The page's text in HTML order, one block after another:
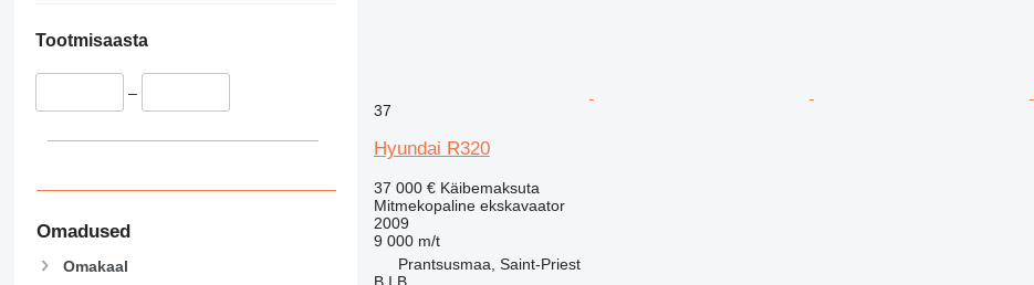
Tootmisaasta
–
Omadused
Omakaal
37
Hyundai R320
37 000 € Käibemaksuta
Mitmekopaline ekskavaator
2009
9 000 m/t
Prantsusmaa, Saint-Priest